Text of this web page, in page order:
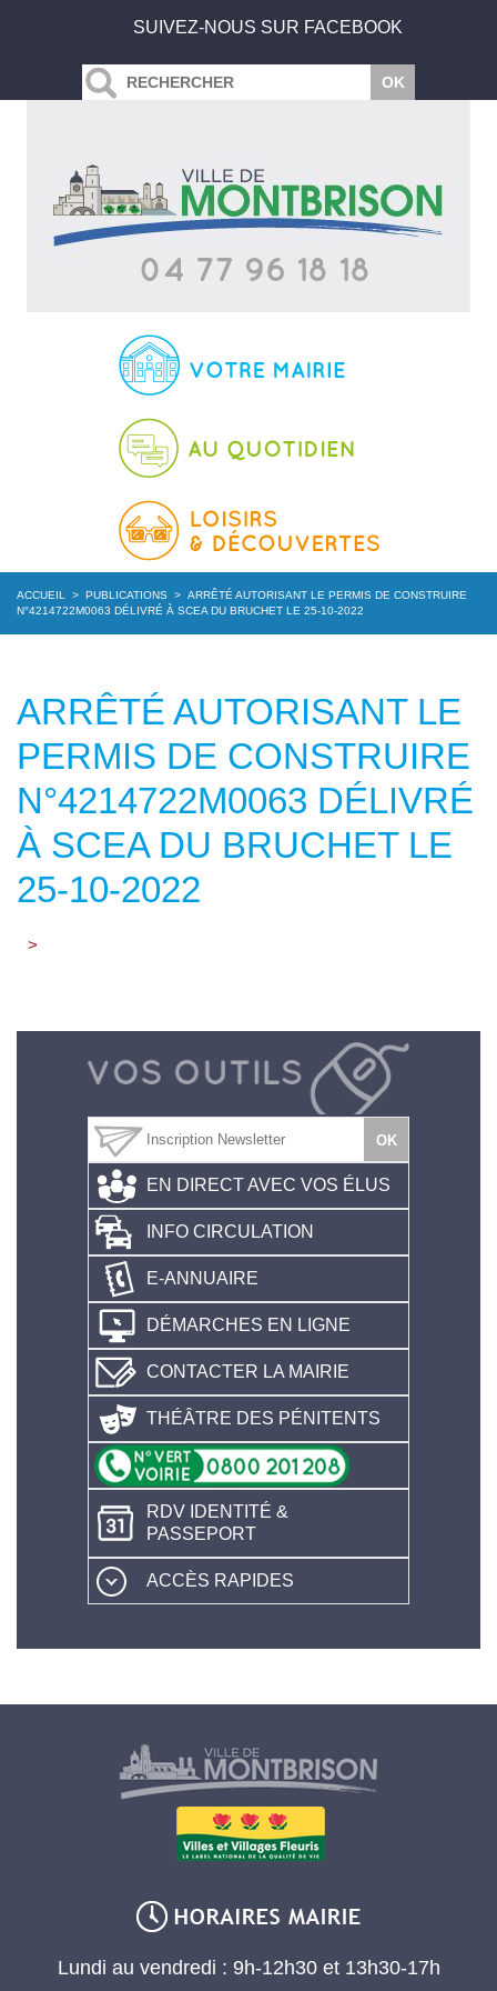
SUIVEZ-NOUS SUR FACEBOOK
ACCUEIL > PUBLICATIONS > ARRÊTÉ AUTORISANT LE PERMIS DE CONSTRUIRE
N°4214722M0063 DÉLIVRÉ À SCEA DU BRUCHET LE 25-10-2022
ARRÊTÉ AUTORISANT LE
PERMIS DE CONSTRUIRE
N°4214722M0063 DÉLIVRÉ
À SCEA DU BRUCHET LE
25-10-2022
>
EN DIRECT AVEC VOS ÉLUS
INFO CIRCULATION
E-ANNUAIRE
DÉMARCHES EN LIGNE
CONTACTER LA MAIRIE
THÉÂTRE DES PÉNITENTS
RDV IDENTITÉ &
PASSEPORT
ACCÈS RAPIDES
Lundi au vendredi : 9h-12h30 et 13h30-17h